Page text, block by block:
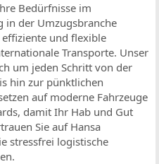
Bedürfnisse im
der Umzugsbranche
und flexible
Transporte. Unser
um jeden Schritt von der
hin zur pünktlichen
auf moderne Fahrzeuge
damit Ihr Hab und Gut
Sie auf Hansa
stressfrei logistische